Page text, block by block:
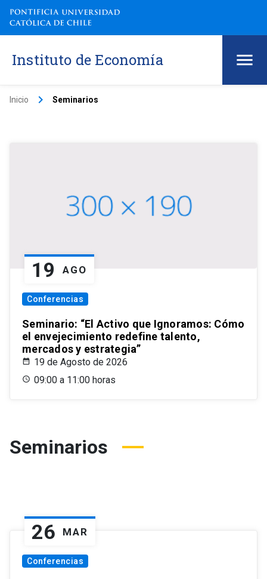
Instituto de Economía
Inicio keyboard_arrow_right Seminarios
19 AGO
Conferencias
Seminario: “El Activo que Ignoramos: Cómo
el envejecimiento redefine talento,
mercados y estrategia”
19 de Agosto de 2026
09:00 a 11:00 horas
Seminarios
26 MAR
Conferencias